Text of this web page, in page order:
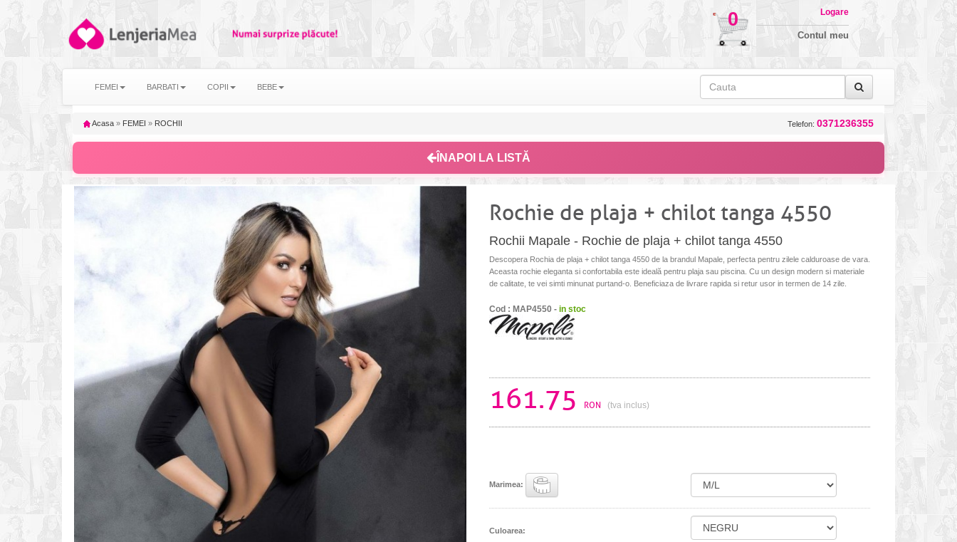
0 Logare
Contul meu
FEMEI BARBATI COPII BEBE
Acasa » FEMEI » ROCHII Telefon: 0371236355
ÎNAPOI LA LISTĂ
Rochie de plaja + chilot tanga 4550
Rochii Mapale - Rochie de plaja + chilot tanga 4550
Descopera Rochia de plaja + chilot tanga 4550 de la brandul Mapale, perfecta pentru zilele calduroase de vara.
Aceasta rochie eleganta si confortabila este ideală pentru plaja sau piscina. Cu un design modern si materiale
de calitate, te vei simti minunat purtand-o. Beneficiaza de livrare rapida si retur usor in termen de 14 zile.
Cod : MAP4550 - in stoc
161.75 RON (tva inclus)
Marimea:
Culoarea: